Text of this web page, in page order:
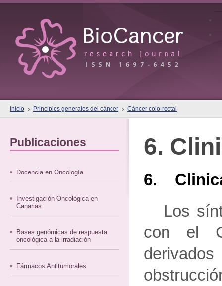
Inicio Principios generales del cáncer Cáncer colo-rectal
Publicaciones
Docencia en Oncología
Investigación Oncológica en
Canarias
Bases genómicas de respuesta
oncológica a la irradiación
Fármacos Antitumorales
6.
6.
Los
con el